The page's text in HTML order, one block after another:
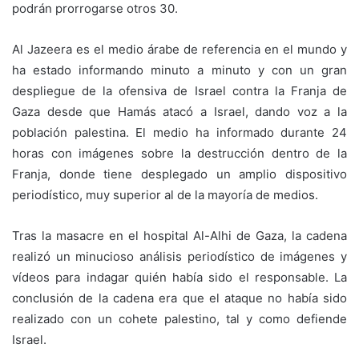
podrán prorrogarse otros 30.
Al Jazeera es el medio árabe de referencia en el mundo y
ha estado informando minuto a minuto y con un gran
despliegue de la ofensiva de Israel contra la Franja de
Gaza desde que Hamás atacó a Israel, dando voz a la
población palestina. El medio ha informado durante 24
horas con imágenes sobre la destrucción dentro de la
Franja, donde tiene desplegado un amplio dispositivo
periodístico, muy superior al de la mayoría de medios.
Tras la masacre en el hospital Al-Alhi de Gaza, la cadena
realizó un minucioso análisis periodístico de imágenes y
vídeos para indagar quién había sido el responsable. La
conclusión de la cadena era que el ataque no había sido
realizado con un cohete palestino, tal y como defiende
Israel.